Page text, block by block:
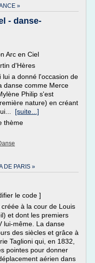
»
- danse-
Arc en Ciel
d'Hères
lui a donné l'occasion de
danse comme Merce
Philip s'est
nature) en créant
[suite...]
thème
DE PARIS »
le code ]
à la cour de Louis
et dont les premiers
lui-même. La danse
des siècles et grâce à
Taglioni qui, en 1832,
pointes pour donner
aérien dans